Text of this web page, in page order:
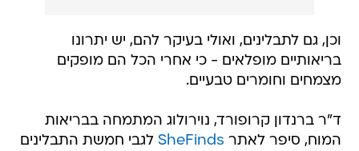
וכן, גם לתבלינים, ואולי בעיקר להם, יש יתרונו
בריאותיים מופלאים - כי אחרי הכל הם מופקים
מצמחים וחומרים טבעיים.
ד"ר ברנדון קרופורד, נוירולוג המתמחה בבריאות
המוח, סיפר לאתר SheFinds לגבי חמשת התבלינים